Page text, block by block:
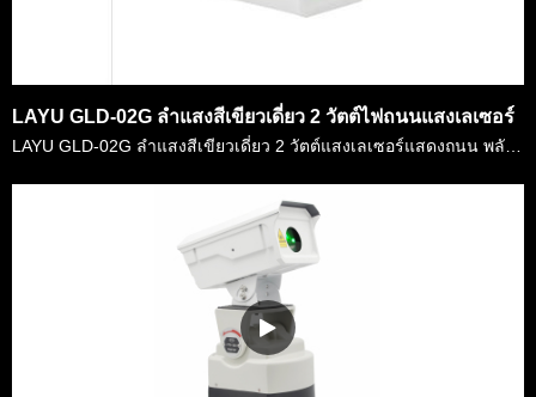
LAYU GLD-02G ลำแสงสีเขียวเดี่ยว 2 วัตต์ไฟถนนแสงเลเซอร์